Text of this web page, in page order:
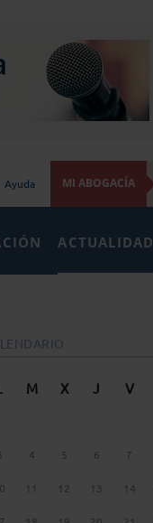
Ayuda MI ABOGACÍA
ACTUALIDAD
M X J V
4 5 6 7
11 12 13 14